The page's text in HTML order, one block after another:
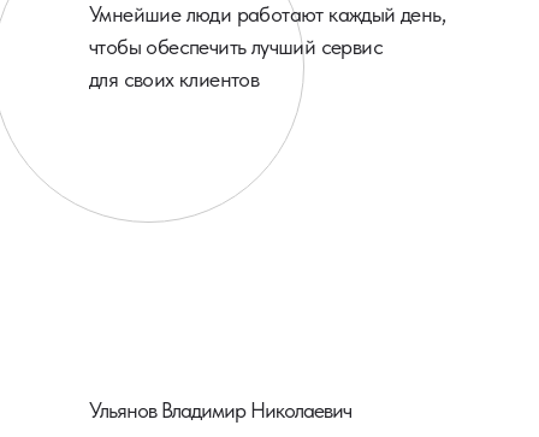
Ульянов Владимир Николаевич
Умнейшие люди работают каждый день,
чтобы обеспечить лучший сервис
для своих клиентов